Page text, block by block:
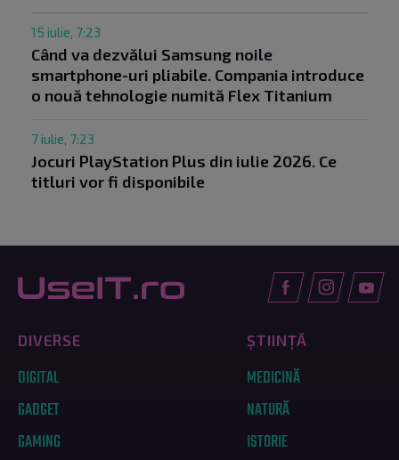
15 iulie, 7:23
Când va dezvălui Samsung noile
smartphone-uri pliabile. Compania introduce
o nouă tehnologie numită Flex Titanium
7 iulie, 7:23
Jocuri PlayStation Plus din iulie 2026. Ce
titluri vor fi disponibile
DIVERSE
DIGITAL
GADGET
GAMING
ȘTIINȚĂ
MEDICINĂ
NATURĂ
ISTORIE